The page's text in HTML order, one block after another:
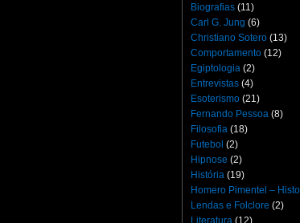
Biografias (11)
Carl G. Jung (6)
Christiano Sotero (13)
Comportamento (12)
Egiptologia (2)
Entrevistas (4)
Esoterismo (21)
Fernando Pessoa (8)
Filosofia (18)
Futebol (2)
Hipnose (2)
História (19)
Homero Pimentel –
Lendas e Folclore (2)
Literatura (12)